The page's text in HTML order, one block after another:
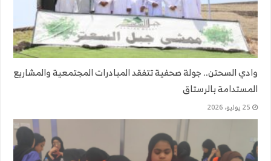
وادي السحتن.. جولة صحفية تتفقد المبادرات المجتمعية والمشاريع
المستدامة بالرستاق
25 يوليو، 2026